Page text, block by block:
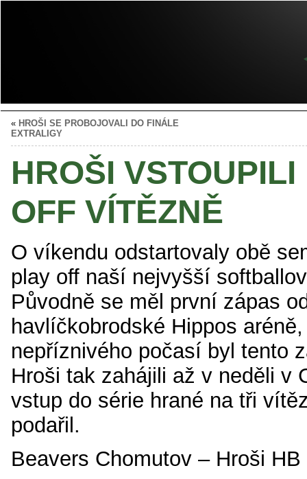
« HROŠI SE PROBOJOVALI DO FINÁLE
EXTRALIGY
HROŠI
OFF VÍTĚZNĚ
O víkendu odstartovaly obě
play off naší nejvyšší
Původně se měl první zápas
havlíčkobrodské Hippos
nepříznivého počasí byl tento
Hroši tak zahájili až v neděli v
vstup do série hrané na tři
podařil.
Beavers Chomutov – Hroši HB